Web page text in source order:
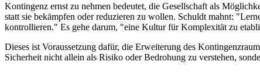
Kontingenz ernst zu nehmen bedeutet, die Gesellschaft als
statt sie bekämpfen oder reduzieren zu wollen. Schuldt mahnt:
kontrollieren." Es gehe darum, "eine Kultur für Komplexität zu
Dieses ist Voraussetzung dafür, die Erweiterung des
Sicherheit nicht allein als Risiko oder Bedrohung zu verstehen,